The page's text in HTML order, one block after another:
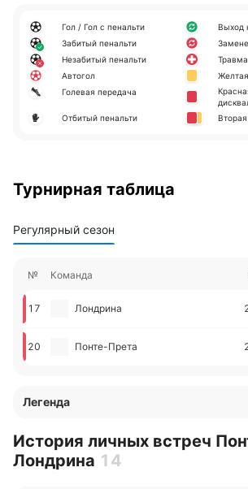
Гол / Гол с пенальти
Забитый пенальти
Незабитый пенальти
Автогол
Голевая передача
Отбитый пенальти
Выход
Травма
Турнирная таблица
Регулярный сезон
№ Команда
17 Лондрина
20 Понте-Прета
Легенда
История личных встреч
Лондрина 14